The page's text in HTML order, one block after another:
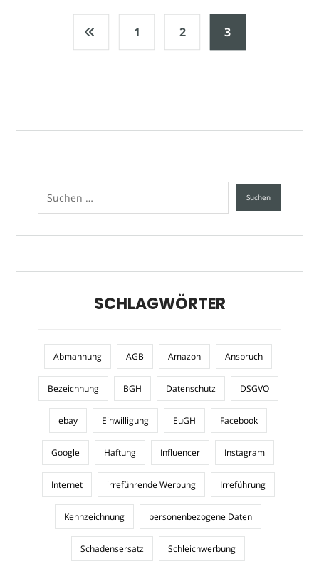
1 2 3
SCHLAGWÖRTER
Abmahnung AGB Amazon Anspruch
Bezeichnung BGH Datenschutz DSGVO
ebay Einwilligung EuGH Facebook
Google Haftung Influencer Instagram
Internet irreführende Werbung Irreführung
Kennzeichnung personenbezogene Daten
Schadensersatz Schleichwerbung